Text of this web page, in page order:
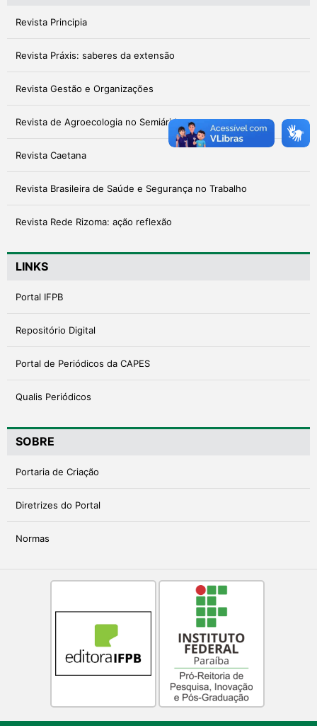
Revista Principia
Revista Práxis: saberes da extensão
Revista Gestão e Organizações
Revista de Agroecologia no Semiárido
Revista Caetana
Revista Brasileira de Saúde e Segurança no Trabalho
Revista Rede Rizoma: ação reflexão
LINKS
Portal IFPB
Repositório Digital
Portal de Periódicos da CAPES
Qualis Periódicos
SOBRE
Portaria de Criação
Diretrizes do Portal
Normas